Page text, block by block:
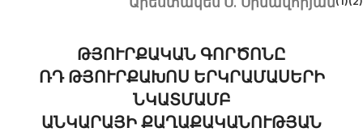
ԹՅՈՒՐՔԱԿԱՆ ԳՈՐԾՈՆԸ
ՌԴ ԹՅՈՒՐՔԱԽՈՍ ԵՐԿՐԱՄԱՍԵՐԻ
ՆԿԱՏՄԱՄԲ
ԱՆԿԱՐԱՅԻ ՔԱՂԱՔԱԿԱՆՈՒԹՅԱՆ